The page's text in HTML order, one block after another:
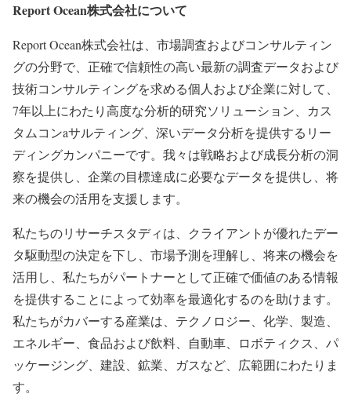
Report Ocean株式会社について
Report Ocean株式会社は、市場調査およびコンサルティン
グの分野で、正確で信頼性の高い最新の調査データおよび
技術コンサルティングを求める個人および企業に対して、
7年以上にわたり高度な分析的研究ソリューション、カス
タムコンaサルティング、深いデータ分析を提供するリー
ディングカンパニーです。我々は戦略および成長分析の洞
察を提供し、企業の目標達成に必要なデータを提供し、将
来の機会の活用を支援します。
私たちのリサーチスタディは、クライアントが優れたデー
タ駆動型の決定を下し、市場予測を理解し、将来の機会を
活用し、私たちがパートナーとして正確で価値のある情報
を提供することによって効率を最適化するのを助けます。
私たちがカバーする産業は、テクノロジー、化学、製造、
エネルギー、食品および飲料、自動車、ロボティクス、パ
ッケージング、建設、鉱業、ガスなど、広範囲にわたりま
す。